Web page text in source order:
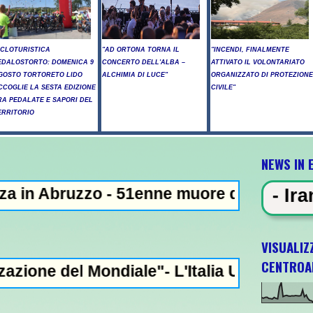
DOMENICA 9
TORTORETO LIDO
LA SESTA EDIZIONE
PEDALATE E SAPORI DEL
"AD ORTONA TORNA IL
CONCERTO DELL'ALBA –
ALCHIMIA DI LUCE"
"INCENDI, FINALMENTE
ATTIVATO IL VOLONTARIATO
ORGANIZZATO DI PROTEZIONE
CIVILE"
muore dopo lo schianto contro
L'Italia U21 il 5 ottobre a
NEWS IN
IN EVIDENZA - Iran: